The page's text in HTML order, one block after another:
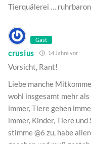
Tierquälerei …
Gast
crusius 14 Jahre vor
Vorsicht, Rant!
Liebe manche
wohl insgesamt mehr
immer, Tiere gehen
immer, Kinder, Tiere
stimme @6 zu, habe